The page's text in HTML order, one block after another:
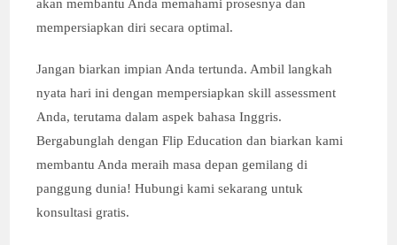
akan membantu Anda memahami prosesnya dan
mempersiapkan diri secara optimal.
Jangan biarkan impian Anda tertunda. Ambil langkah
nyata hari ini dengan mempersiapkan skill assessment
Anda, terutama dalam aspek bahasa Inggris.
Bergabunglah dengan Flip Education dan biarkan kami
membantu Anda meraih masa depan gemilang di
panggung dunia! Hubungi kami sekarang untuk
konsultasi gratis.